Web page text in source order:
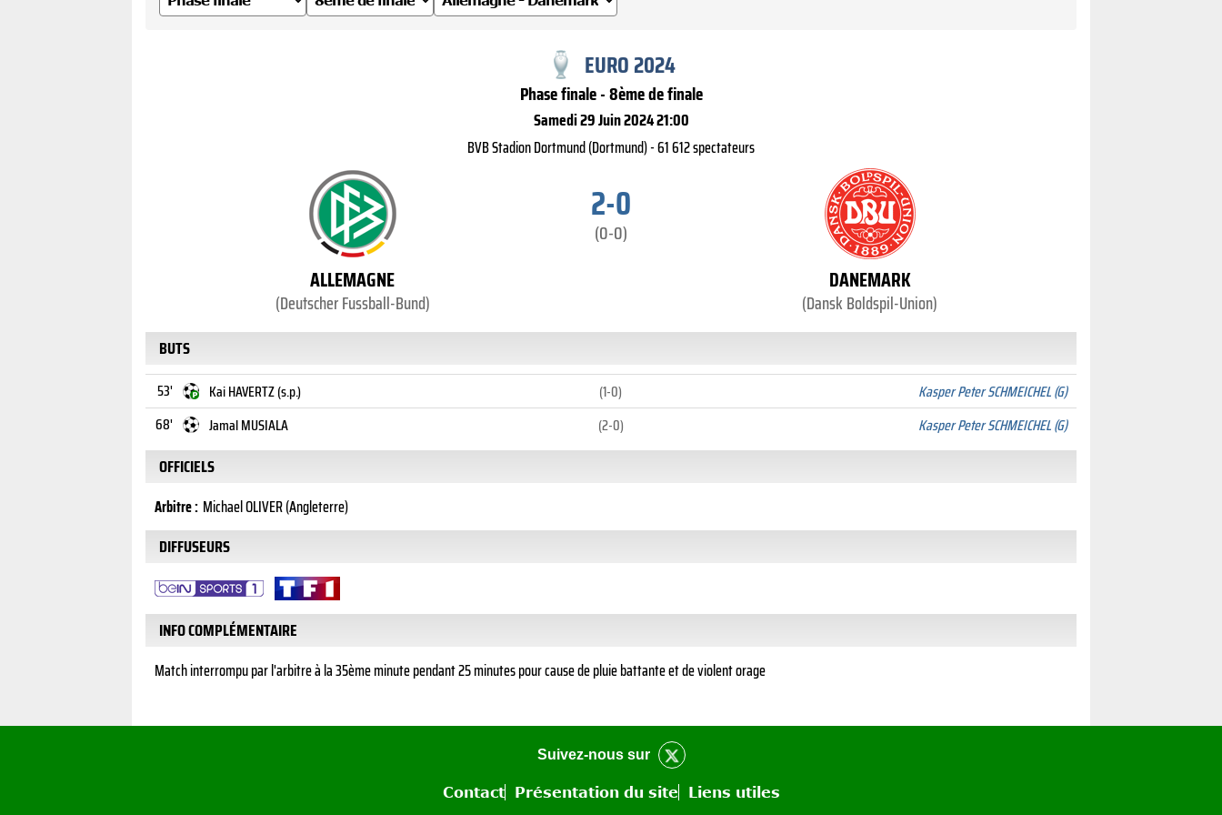
EURO 2024
Phase finale - 8ème de finale
Samedi 29 Juin 2024 21:00
BVB Stadion Dortmund (Dortmund) - 61 612 spectateurs
2-0
(0-0)
ALLEMAGNE
(Deutscher Fussball-Bund)
DANEMARK
(Dansk Boldspil-Union)
BUTS
53' Kai HAVERTZ (s.p.) (1-0)
Kasper Peter SCHMEICHEL (G)
68'
Jamal MUSIALA (2-0) Kasper Peter SCHMEICHEL (G)
OFFICIELS
Arbitre : Michael OLIVER (Angleterre)
DIFFUSEURS
INFO COMPLÉMENTAIRE
Match interrompu par l'arbitre à la 35ème minute pendant 25 minutes pour cause de pluie battante et de violent orage
Suivez-nous sur
Contact Présentation du site Liens utiles